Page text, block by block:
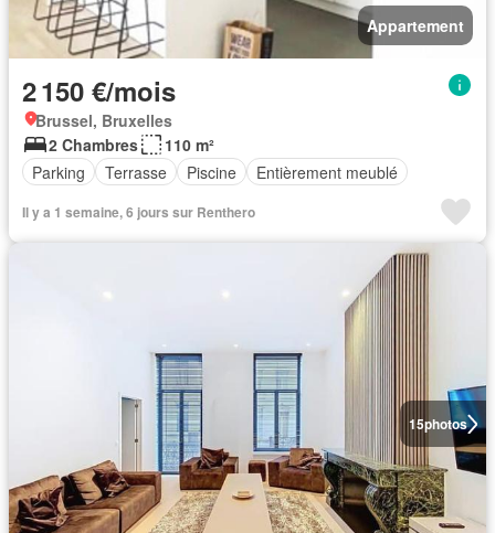
Appartement
2 150 €/mois
Brussel, Bruxelles
2 Chambres
110 m²
Parking
Terrasse Piscine Entièrement meublé
Il y a 1 semaine, 6 jours sur Renthero
15photos